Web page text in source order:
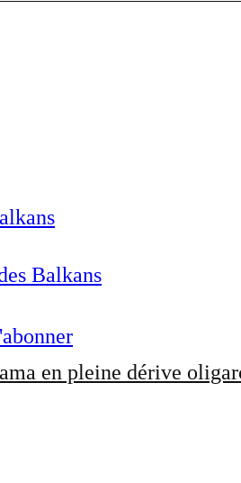
Balkans
en pleine dérive